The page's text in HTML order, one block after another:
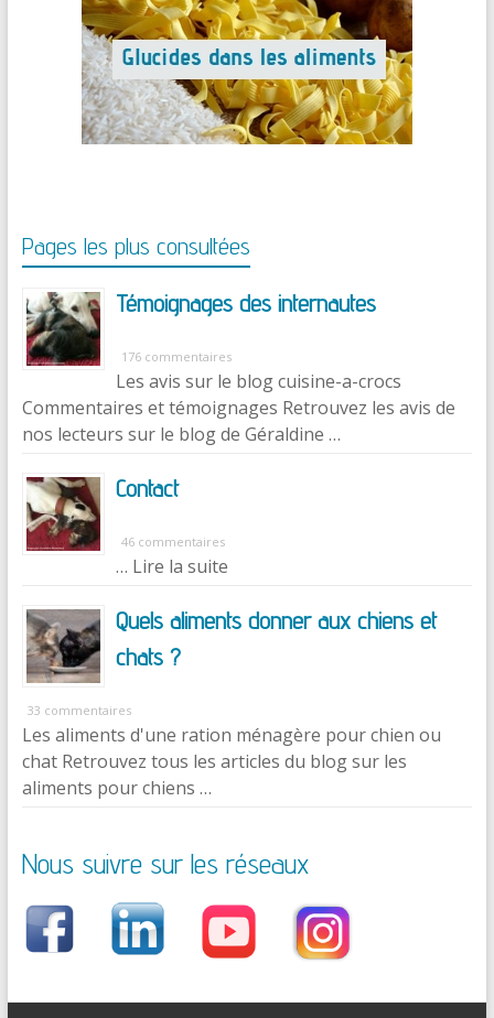
Pages les plus consultées
Témoignages des internautes
176 commentaires
Les avis sur le blog cuisine-a-crocs
Commentaires et témoignages Retrouvez les avis de
nos lecteurs sur le blog de Géraldine …
Contact
46 commentaires
… Lire la suite
Quels aliments donner aux chiens et
chats ?
33 commentaires
Les aliments d'une ration ménagère pour chien ou
chat Retrouvez tous les articles du blog sur les
aliments pour chiens …
Nous suivre sur les réseaux